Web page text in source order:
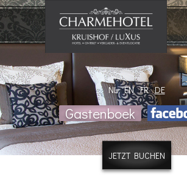
JETZT BUCHEN
NL EN FR DE
Gastenboek